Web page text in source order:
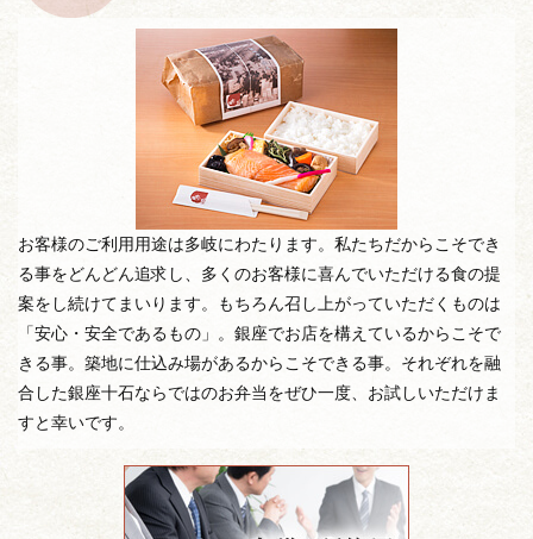
お客様のご利用用途は多岐にわたります。私たちだからこそでき
る事をどんどん追求し、多くのお客様に喜んでいただける食の提
案をし続けてまいります。もちろん召し上がっていただくものは
「安心・安全であるもの」。銀座でお店を構えているからこそで
きる事。築地に仕込み場があるからこそできる事。それぞれを融
合した銀座十石ならではのお弁当をぜひ一度、お試しいただけま
すと幸いです。